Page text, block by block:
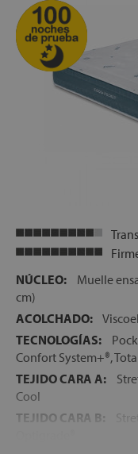
INDEPENDENCIA DE
ensacados del núcleo,
independiente en
los dos durmientes se
otro no verá la calidad
NÚCLEO:
Muelle
cm)
ACOLCHADO:
TECNOLOGÍAS:
Confort System+®,
TEJIDO CARA A:
Cool
TEJIDO CARA B: